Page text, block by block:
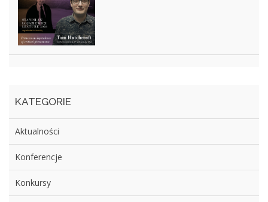
KATEGORIE
Aktualności
Konferencje
Konkursy